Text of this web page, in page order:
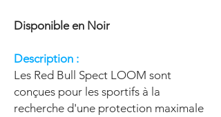
Disponible en Noir
Description :
Les Red Bull Spect LOOM sont
conçues pour les sportifs à la
recherche d'une protection maximale